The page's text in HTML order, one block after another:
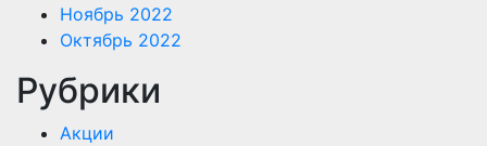
Ноябрь 2022
Октябрь 2022
Рубрики
Акции